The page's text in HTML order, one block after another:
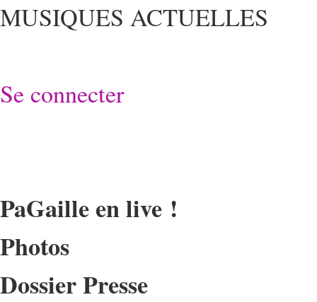
MUSIQUES ACTUELLES
Se connecter
PaGaille en live !
Photos
Dossier Presse